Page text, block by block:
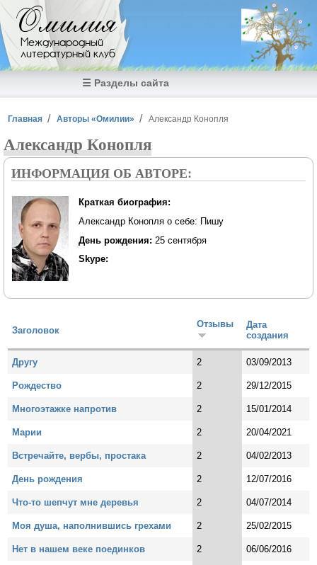
Перейти к основному содержанию
Омилия
Международный
литературный клуб
☰ Разделы сайта
Вы здесь
Главная Авторы «Омилии» Александр Конопля
Александр Конопля
ИНФОРМАЦИЯ ОБ АВТОРЕ:
Краткая биография:
Александр Конопля о себе: Пишу
День рождения: 25 сентября
Skype:
Заголовок
Отзывы
Дата
создания
Другу 2 03/09/2013
Рождество 2 29/12/2015
Многоэтажке напротив 2 15/01/2014
Марии 2 20/04/2021
Встречайте, вербы, простака 2 04/02/2013
День рождения 2 12/07/2016
Что-то шепчут мне деревья 2 04/07/2014
Моя душа, наполнившись грехами 2 25/02/2015
Нет в нашем веке поединков 2 06/06/2016